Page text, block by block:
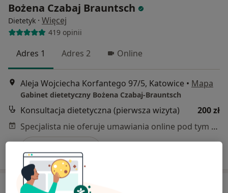
Bożena Czabaj Brauntsch
Dietetyk · Więcej
419 opinii
Adres 1 Adres 2 Online
Aleja Wojciecha Korfantego 97/5, Katowice • Mapa
Gabinet dietetyczny Bożena Czabaj-Brauntsch
Konsultacja dietetyczna (pierwsza wizyta)
200 zł
Specjalista nie oferuje umawiania online pod tym adresem.